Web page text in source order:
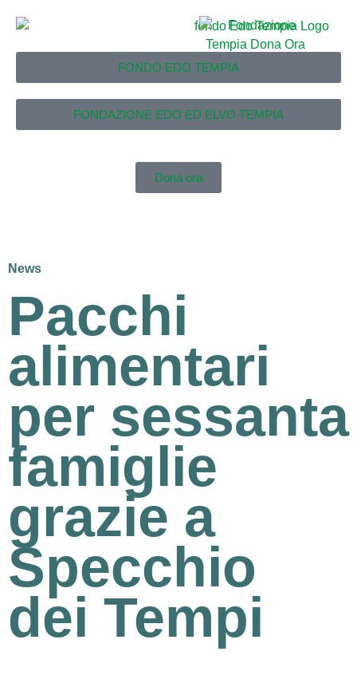
FONDO EDO TEMPIA
FONDAZIONE EDO ED ELVO TEMPIA
Dona ora
News
Pacchi
alimentari
per sessanta
famiglie
grazie a
Specchio
dei Tempi